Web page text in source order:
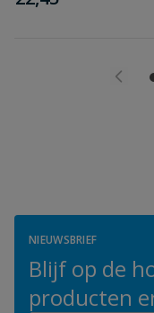
NIEUWSBRIEF
Blijf op de
producten